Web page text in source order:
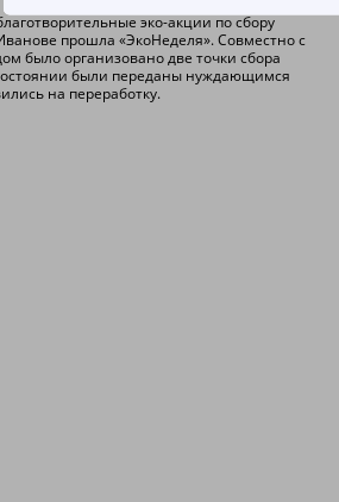
эко-акции по сбору
прошла «ЭкоНеделя». Совместно с
было организовано две точки сбора
были переданы нуждающимся
на переработку.